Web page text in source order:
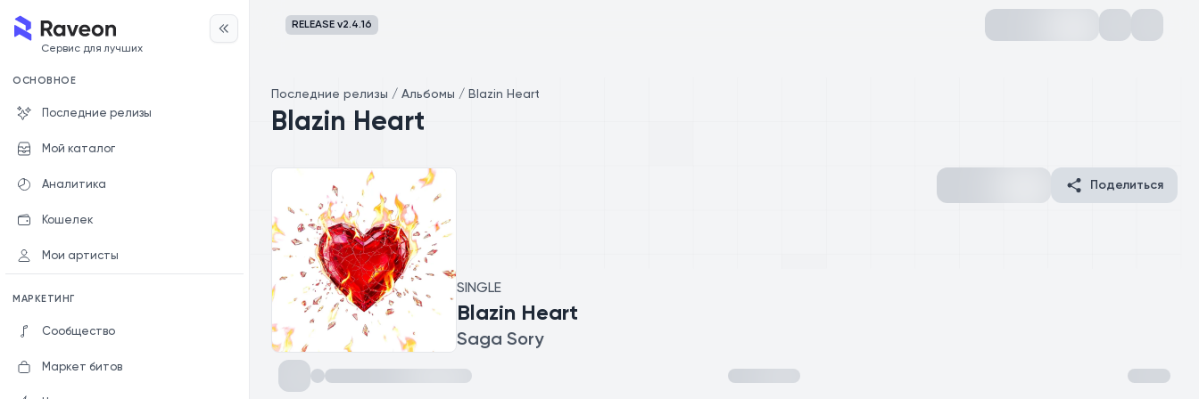
Сервис для лучших
ОСНОВНОЕ
Последние релизы
Мой каталог
Аналитика
Кошелек
Мои артисты
МАРКЕТИНГ
Сообщество
Маркет битов
RELEASE v2.4.16
Последние релизы / Альбомы / Blazin Heart
Blazin Heart
SINGLE
Blazin Heart
Saga Sory
Поделиться